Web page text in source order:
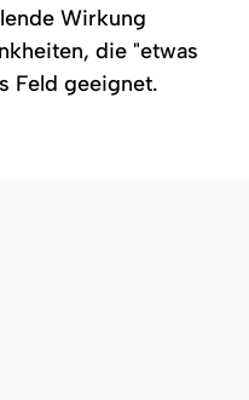
Wirkung
die "etwas
Feld geeignet.